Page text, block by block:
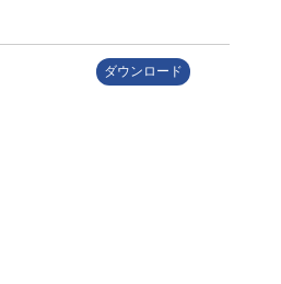
ダウンロード